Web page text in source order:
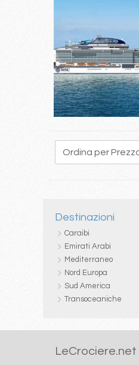
119 120
Destinazioni
Caraibi
Emirati Arabi
Mediterraneo
Nord Europa
Sud America
Transoceaniche
LeCrociere.net